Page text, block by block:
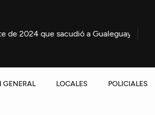
Importante
GENERAL LOCALES POLICIALES